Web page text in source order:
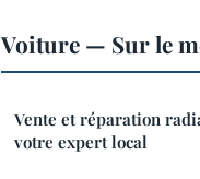
Voiture — Sur le
Vente et réparation
votre expert local